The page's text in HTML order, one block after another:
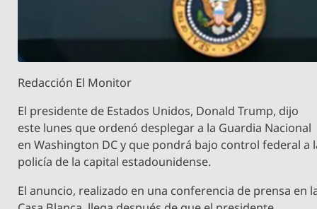
Redacción El Monitor
El presidente de Estados Unidos, Donald Trump, dijo
este lunes que ordenó desplegar a la Guardia Nacional
en Washington DC y que pondrá bajo control federal a
policía de la capital estadounidense.
El anuncio, realizado en una conferencia de prensa en